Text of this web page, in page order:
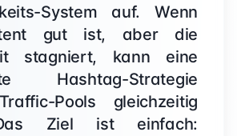
System auf. Wenn
gut ist, aber die
stagniert, kann eine
Hashtag-Strategie
Pools gleichzeitig
Ziel ist einfach: